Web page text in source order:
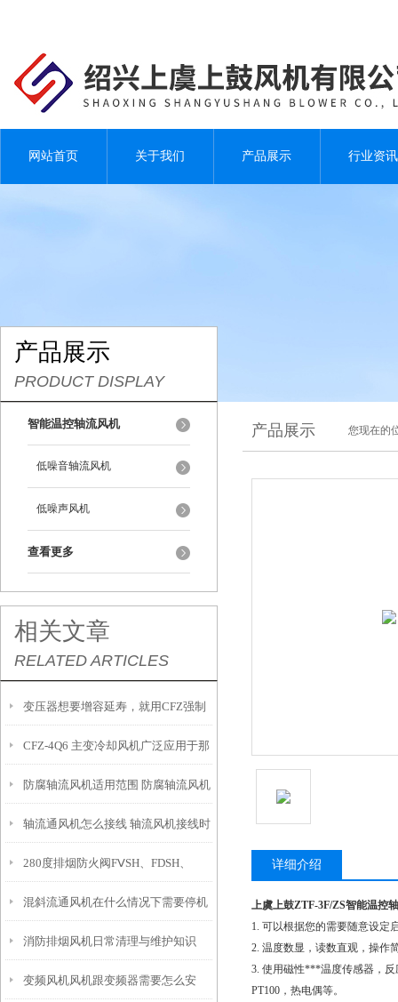
网站首页 关于我们 产品展示 行业资讯
产品展示
PRODUCT DISPLAY
智能温控轴流风机
低噪音轴流风机
低噪声风机
查看更多
相关文章
RELATED ARTICLES
变压器想要增容延寿，就用CFZ强制
风冷风机
CFZ-4Q6 主变冷却风机广泛应用于那
里需要怎么选型
防腐轴流风机适用范围 防腐轴流风机
的技术特点
轴流通风机怎么接线 轴流风机接线时
要注意什么
280度排烟防火阀FⅤSH、FDSH、
FDH有什么区别
混斜流通风机在什么情况下需要停机
检查？
消防排烟风机日常清理与维护知识
变频风机风机跟变频器需要怎么安
产品展示 您现在的
详细介绍
上虞上鼓ZTF-3F/ZS智能温控
1. 可以根据您的需要随意设定
2. 温度数显，读数直观，操作
3. 使用磁性***温度传感器，
PT100，热电偶等。